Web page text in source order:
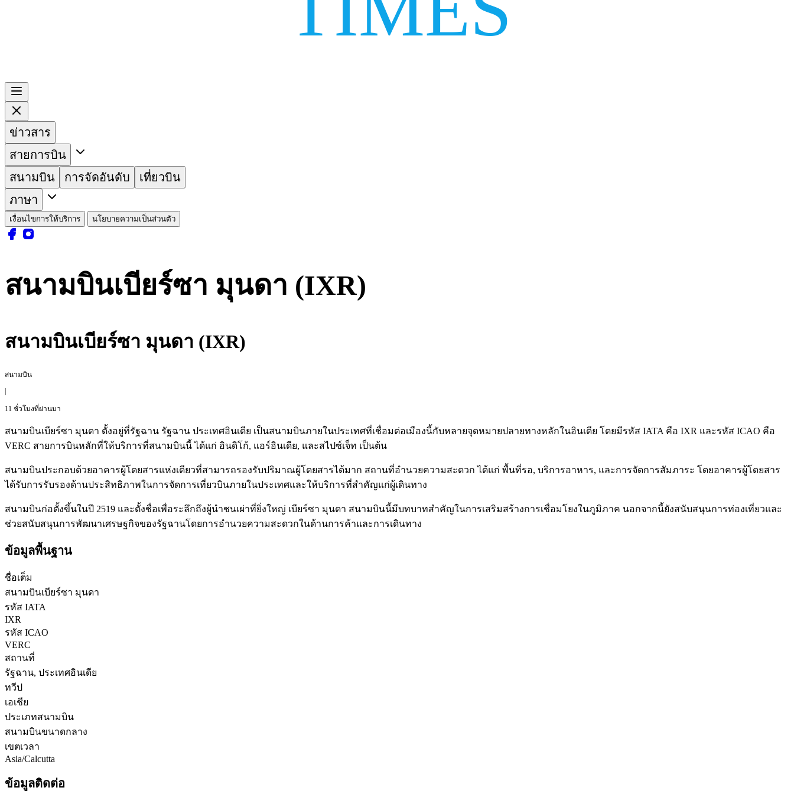
ข่าวสาร
สายการบิน
สนามบิน
การจัดอันดับ
เที่ยวบิน
ภาษา
เงื่อนไขการให้บริการ นโยบายความเป็นส่วนตัว
สนามบินเบียร์ซา มุนดา (IXR)
สนามบินเบียร์ซา มุนดา (IXR)
สนามบิน
11 ชั่วโมงที่ผ่านมา
สนามบินเบียร์ซา มุนดา ตั้งอยู่ที่รัฐฉาน รัฐฉาน ประเทศอินเดีย เป็นสนามบินภายในประเทศที่เชื่อมต่อเมืองนี้กับหลายจุดหมายปลายทางหลักในอินเดีย โดยมีรหัส IATA คือ IXR และรหัส ICAO คือ
VERC สายการบินหลักที่ให้บริการที่สนามบินนี้ ได้แก่ อินดิโก้, แอร์อินเดีย, และสไปซ์เจ็ท เป็นต้น
สนามบินประกอบด้วยอาคารผู้โดยสารแห่งเดียวที่สามารถรองรับปริมาณผู้โดยสารได้มาก สถานที่อำนวยความสะดวก ได้แก่ พื้นที่รอ, บริการอาหาร, และการจัดการสัมภาระ โดยอาคารผู้โดยสาร
ได้รับการรับรองด้านประสิทธิภาพในการจัดการเที่ยวบินภายในประเทศและให้บริการที่สำคัญแก่ผู้เดินทาง
สนามบินก่อตั้งขึ้นในปี 2519 และตั้งชื่อเพื่อระลึกถึงผู้นำชนเผ่าที่ยิ่งใหญ่ เบียร์ซา มุนดา สนามบินนี้มีบทบาทสำคัญในการเสริมสร้างการเชื่อมโยงในภูมิภาค นอกจากนี้ยังสนับสนุนการท่องเที่ยวและ
ช่วยสนับสนุนการพัฒนาเศรษฐกิจของรัฐฉานโดยการอำนวยความสะดวกในด้านการค้าและการเดินทาง
ข้อมูลพื้นฐาน
ชื่อเต็ม
สนามบินเบียร์ซา มุนดา
รหัส IATA
IXR
รหัส ICAO
VERC
สถานที่
รัฐฉาน, ประเทศอินเดีย
ทวีป
เอเชีย
ประเภทสนามบิน
สนามบินขนาดกลาง
เขตเวลา
Asia/Calcutta
ข้อมูลติดต่อ